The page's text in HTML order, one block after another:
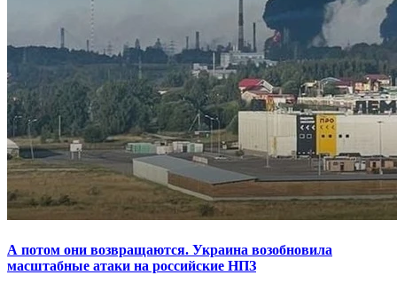
А потом они возвращаются. Украина возобновила
масштабные атаки на российские НПЗ